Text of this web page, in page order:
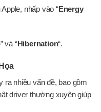
nhấp vào “Energy
” và “Hibernation“.
ra nhiều vấn đề, bao gồm
driver thường xuyên giúp